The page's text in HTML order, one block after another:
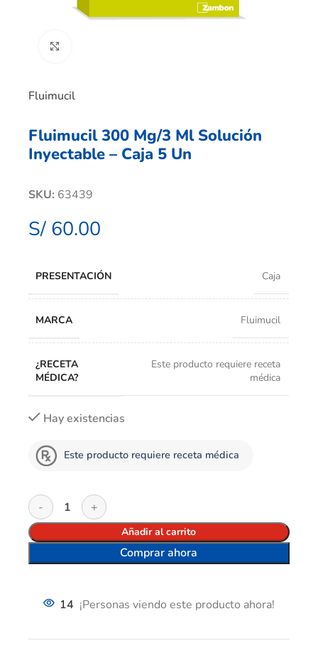
Fluimucil
Fluimucil 300 Mg/3 Ml Solución
Inyectable – Caja 5 Un
SKU: 63439
S/ 60.00
PRESENTACIÓN Caja
MARCA Fluimucil
¿RECETA
MÉDICA?
Este producto requiere receta
médica
Hay existencias
Este producto requiere receta médica
Añadir al carrito
Comprar ahora
14 ¡Personas viendo este producto ahora!